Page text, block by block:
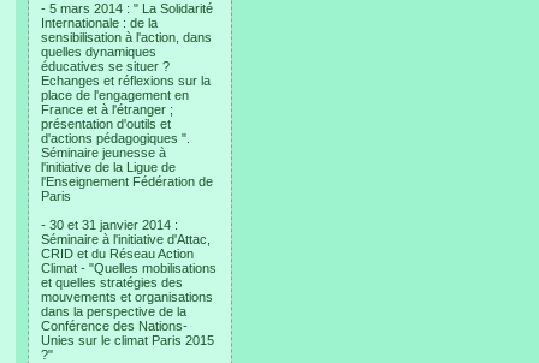
- 5 mars 2014 : " La Solidarité
Internationale : de la
sensibilisation à l'action, dans
quelles dynamiques
éducatives se situer ?
Echanges et réflexions sur la
place de l'engagement en
France et à l'étranger ;
présentation d'outils et
d'actions pédagogiques ".
Séminaire jeunesse à
l'initiative de la Ligue de
l'Enseignement Fédération de
Paris
- 30 et 31 janvier 2014 :
Séminaire à l'initiative d'Attac,
CRID et du Réseau Action
Climat - "Quelles mobilisations
et quelles stratégies des
mouvements et organisations
dans la perspective de la
Conférence des Nations-
Unies sur le climat Paris 2015
?"